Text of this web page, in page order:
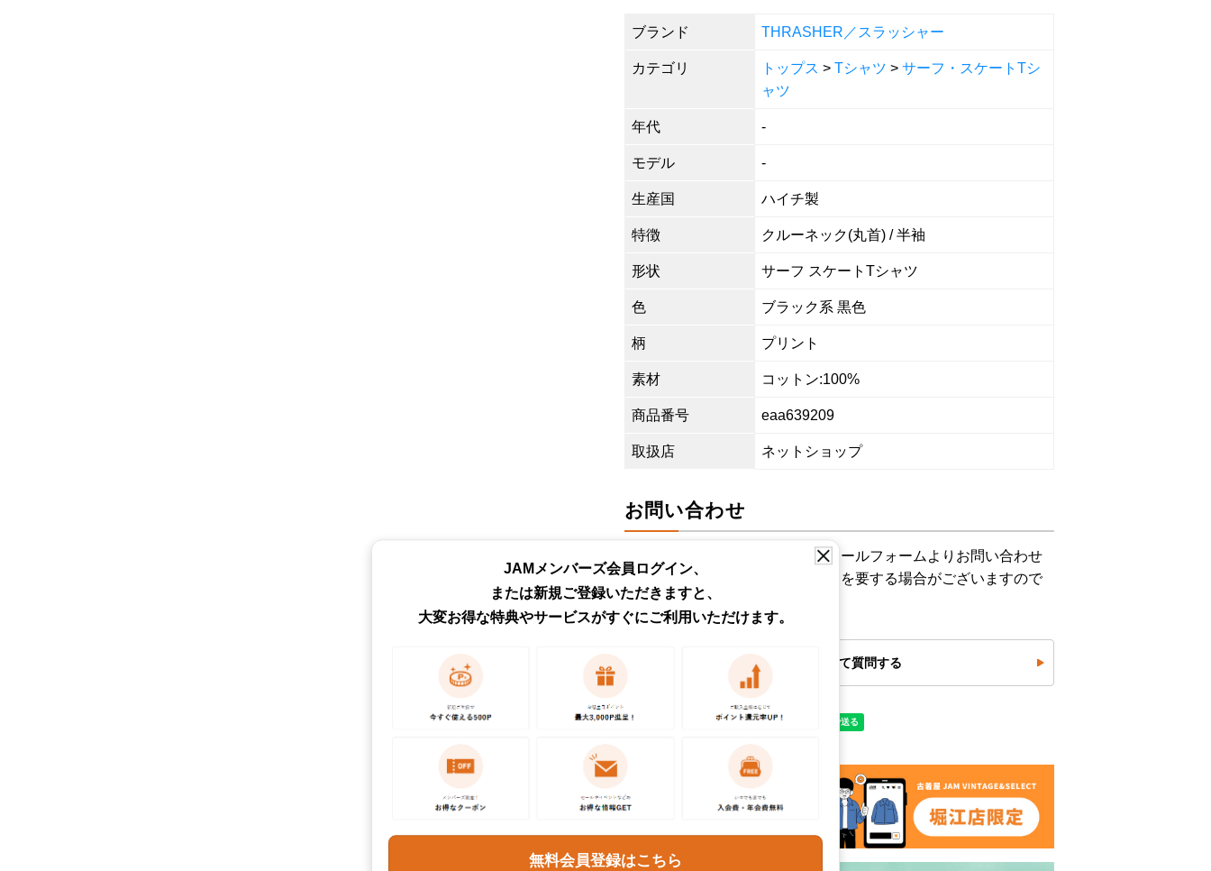
ブランド THRASHER／スラッシャー
カテゴリ トップス > Tシャツ > サーフ・スケートTシ
ャツ
年代 -
モデル -
生産国 ハイチ製
特徴 クルーネック(丸首) / 半袖
形状 サーフ スケートTシャツ
色 ブラック系 黒色
柄 プリント
素材 コットン:100%
商品番号 eaa639209
取扱店 ネットショップ
お問い合わせ
この商品に関するご質問は下記メールフォームよりお問い合わせ
ください。各種ご対応にはお時間を要する場合がございますので
予めご了承ください。
商品について質問する
JAMメンバーズ会員ログイン、
または新規ご登録いただきますと、
大変お得な特典やサービスがすぐにご利用いただけます。
無料会員登録はこちら